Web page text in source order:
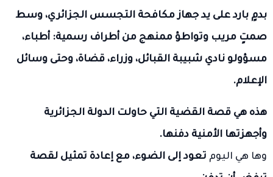
بدمٍ بارد على يد جهاز مكافحة التجسس الجزائري، وسط
صمتٍ مريب وتواطؤ ممنهج من أطراف رسمية: أطباء،
مسؤولو نادي شبيبة القبائل، وزراء، قضاة، وحتى وسائل
الإعلام.
هذه هي قصة القضية التي حاولت الدولة الجزائرية
وأجهزتها الأمنية دفنها.
وها هي اليوم تعود إلى الضوء، مع إعادة تمثيل لقصة